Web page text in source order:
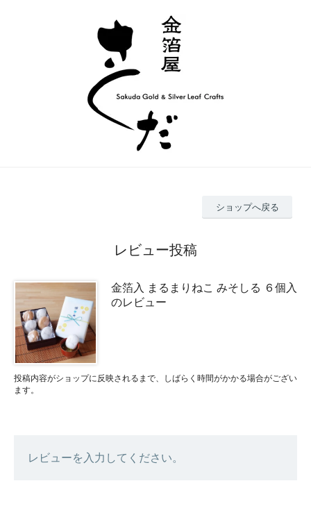
ショップへ戻る
レビュー投稿
金箔入 まるまりねこ みそしる ６個入
のレビュー
投稿内容がショップに反映されるまで、しばらく時間がかかる場合がござい
ます。
レビューを入力してください。